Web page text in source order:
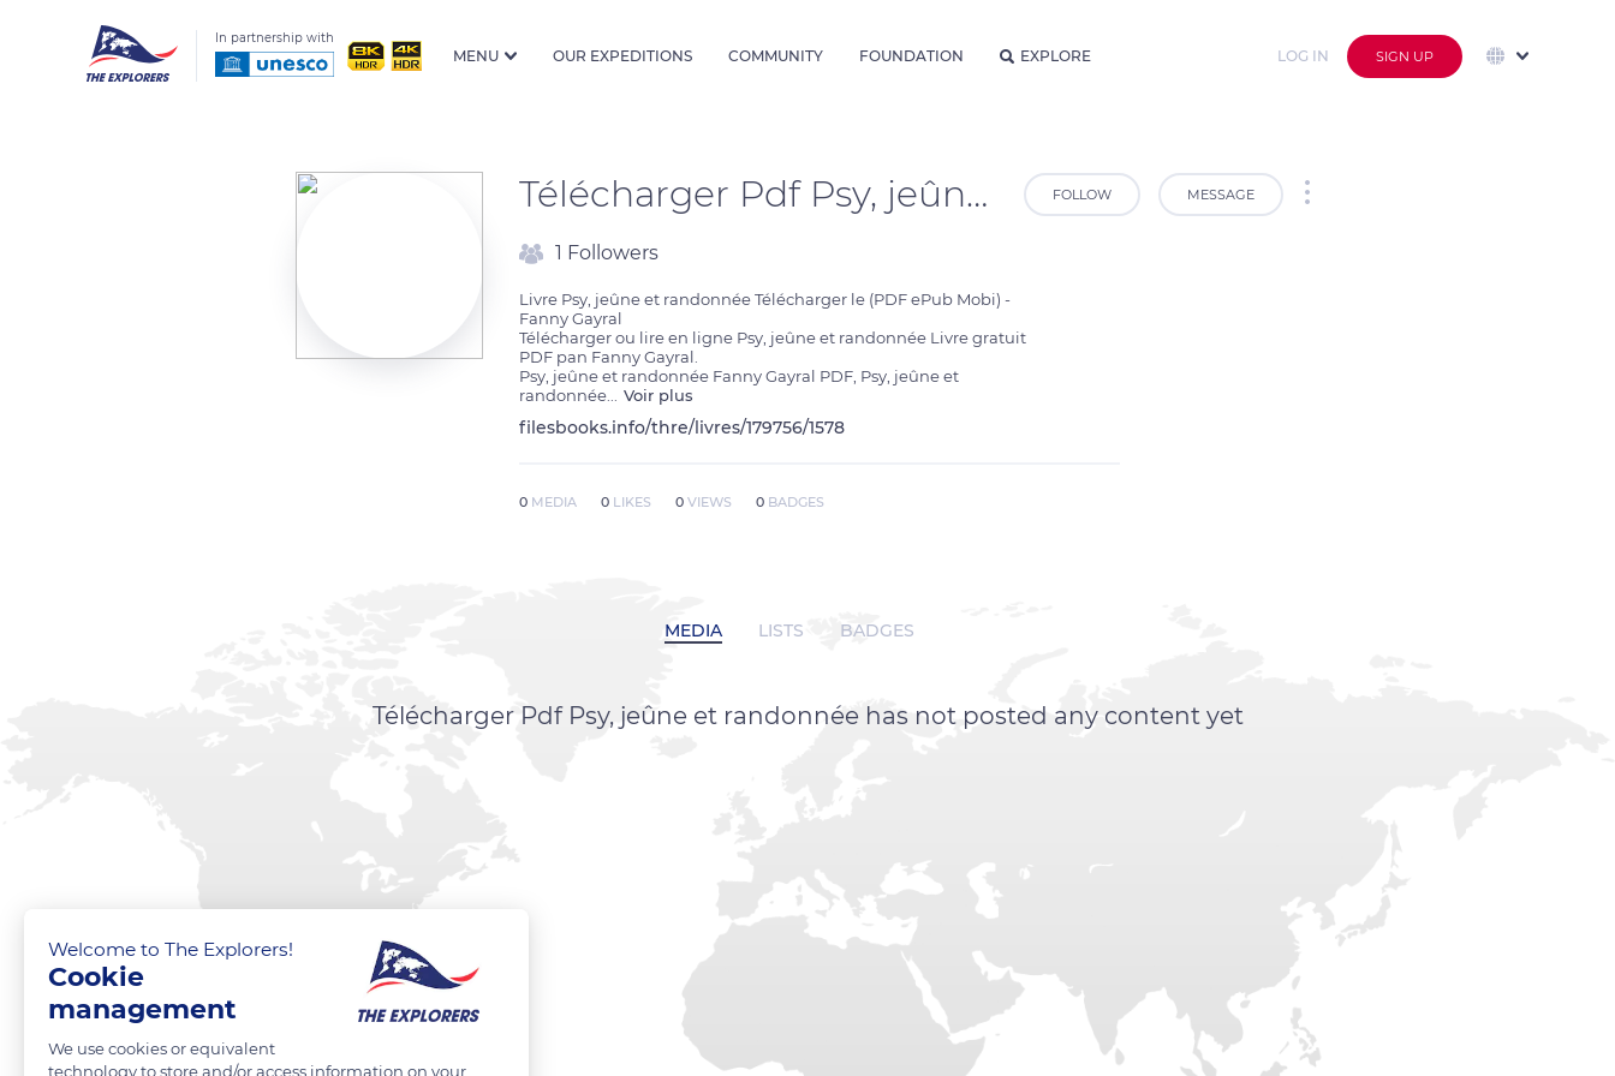
In partnership with
MENU OUR EXPEDITIONS COMMUNITY FOUNDATION EXPLORE LOG IN SIGN UP
Télécharger Pdf Psy, jeûne et randonnée FOLLOW MESSAGE
1 Followers
Livre Psy, jeûne et randonnée Télécharger le (PDF ePub Mobi) -
Fanny Gayral
Télécharger ou lire en ligne Psy, jeûne et randonnée Livre gratuit
PDF pan Fanny Gayral.
Psy, jeûne et randonnée Fanny Gayral PDF, Psy, jeûne et
randonnée
Voir plus
filesbooks.info/thre/livres/179756/1578
0 MEDIA 0 LIKES 0 VIEWS 0 BADGES
MEDIA LISTS BADGES
Télécharger Pdf Psy, jeûne et randonnée has not posted any content yet
Welcome to The Explorers!
Cookie
management
We use cookies or equivalent
technology to store and/or access information on your